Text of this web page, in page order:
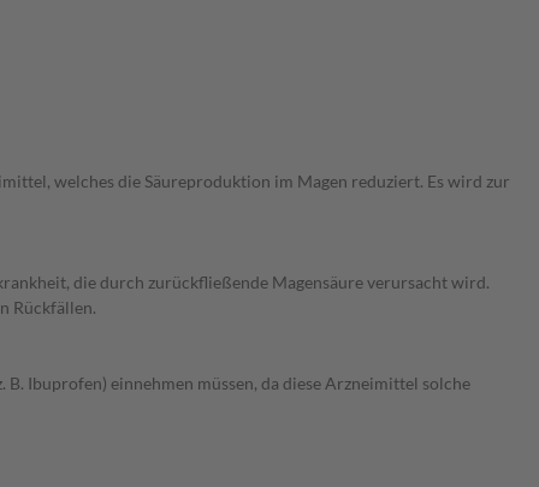
welches die Säureproduktion im Magen reduziert. Es wird zur
die durch zurückfließende Magensäure verursacht wird.
Rückfällen.
Ibuprofen) einnehmen müssen, da diese Arzneimittel solche